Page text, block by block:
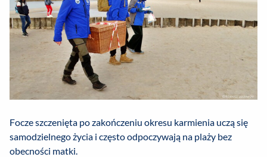
Focze szczenięta po zakończeniu okresu karmienia uczą się
samodzielnego życia i często odpoczywają na plaży bez
obecności matki.